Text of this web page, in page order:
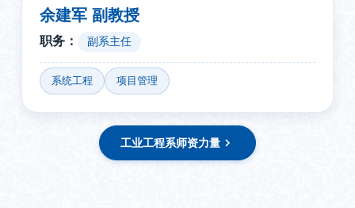
余建军 副教授
职务： 副系主任
系统工程 项目管理
工业工程系师资力量